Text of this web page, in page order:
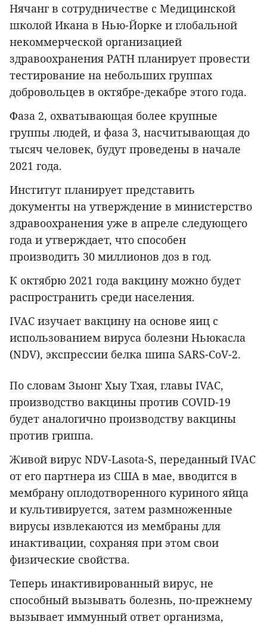
Нячанг в сотрудничестве с Медицинской
школой Икана в Нью-Йорке и глобальной
некоммерческой организацией
здравоохранения PATH планирует провести
тестирование на небольших группах
добровольцев в октябре-декабре этого года.
Фаза 2, охватывающая более крупные
группы людей, и фаза 3, насчитывающая до
тысяч человек, будут проведены в начале
2021 года.
Институт планирует представить
документы на утверждение в министерство
здравоохранения уже в апреле следующего
года и утверждает, что способен
производить 30 миллионов доз в год.
К октябрю 2021 года вакцину можно будет
распространить среди населения.
IVAC изучает вакцину на основе яиц с
использованием вируса болезни Ньюкасла
(NDV), экспрессии белка шипа SARS-CoV-2.
По словам Зыонг Хыу Тхая, главы IVAC,
производство вакцины против COVID-19
будет аналогично производству вакцины
против гриппа.
Живой вирус NDV-Lasota-S, переданный IVAC
от его партнера из США в мае, вводится в
мембрану оплодотворенного куриного яйца
и культивируется, затем размноженные
вирусы извлекаются из мембраны для
инактивации, сохраняя при этом свои
физические свойства.
Теперь инактивированный вирус, не
способный вызывать болезнь, по-прежнему
вызывает иммунный ответ организма,